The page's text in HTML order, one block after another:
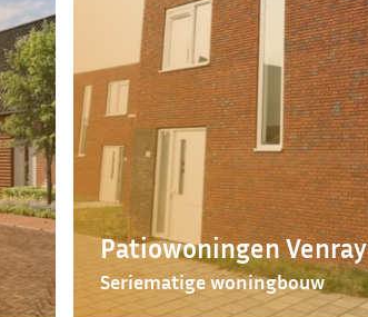
Patiowoningen Venray
Seriematige woningbouw